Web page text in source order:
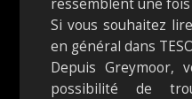
Si vous souhaitez
en général dans
Depuis Greymoor,
possibilité de